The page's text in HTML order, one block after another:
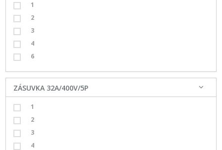
1
2
3
4
6
ZÁSUVKA 32A/400V/5P
1
2
3
4